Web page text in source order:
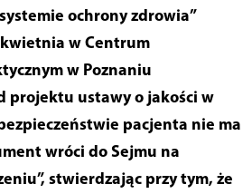
ochrony zdrowia”
w Centrum
w Poznaniu
projektu ustawy o jakości w
pacjenta nie ma
wróci do Sejmu na
stwierdzając przy tym, że